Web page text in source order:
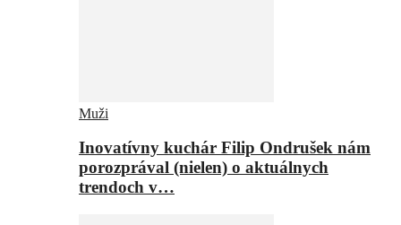
Muži
Inovatívny kuchár Filip Ondrušek nám
porozprával (nielen) o aktuálnych
trendoch v…